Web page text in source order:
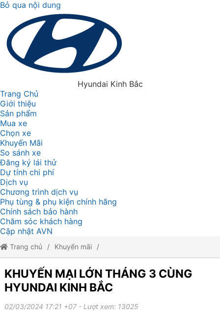
Bỏ qua nội dung
Hyundai Kinh Bắc
Trang Chủ
Giới thiệu
Sản phẩm
Mua xe
Chọn xe
Khuyến Mãi
So sánh xe
Đăng ký lái thử
Dự tính chi phí
Dịch vụ
Chương trình dịch vụ
Phụ tùng & phụ kiện chính hãng
Chính sách bảo hành
Chăm sóc khách hàng
Cập nhật AVN
Trang chủ Khuyến mãi
KHUYẾN MẠI LỚN THÁNG 3 CÙNG HYUNDAI KINH BẮC
KHUYẾN MẠI LỚN THÁNG 3 CÙNG
HYUNDAI KINH BẮC
02/03/2024 17:21 +07 - Lượt xem: 13025